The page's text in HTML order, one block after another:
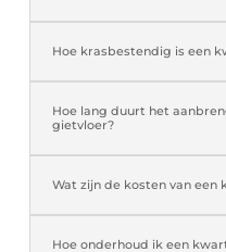
Hoe krasbestendig is een
Hoe lang duurt het
gietvloer?
Wat zijn de kosten van
Hoe onderhoud ik een